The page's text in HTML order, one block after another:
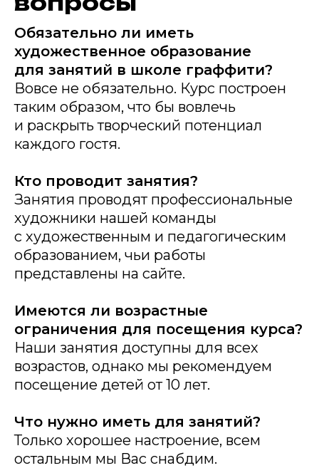
Обязательно ли иметь
художественное образование
для занятий в школе граффити?
Вовсе не обязательно. Курс построен
таким образом, что бы вовлечь
и раскрыть творческий потенциал
каждого гостя.
Кто проводит занятия?
Занятия проводят профессиональные
художники нашей команды
с художественным и педагогическим
образованием, чьи работы
представлены на сайте.
Имеются ли возрастные
ограничения для посещения курса?
Наши занятия доступны для всех
возрастов, однако мы рекомендуем
посещение детей от 10 лет.
Что нужно иметь для занятий?
Только хорошее настроение, всем
остальным мы Вас снабдим.